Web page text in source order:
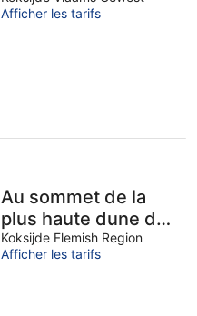
Afficher les tarifs
Au sommet de la
plus haute dune de
la côte belge avec
vue panoramique,
Koksijde Flemish Region
Afficher les tarifs